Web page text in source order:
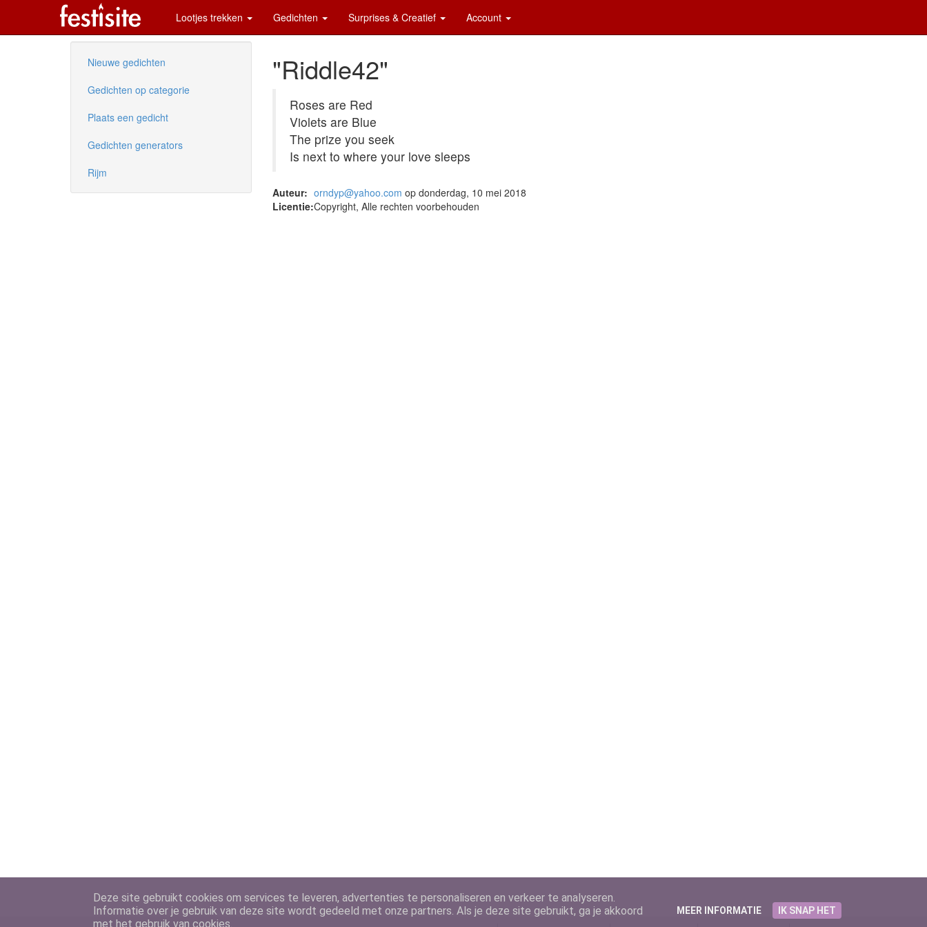
Lootjes trekken Gedichten Surprises & Creatief Account
Nieuwe gedichten
Gedichten op categorie
Plaats een gedicht
Gedichten generators
Rijm
"Riddle42"
Roses are Red
Violets are Blue
The prize you seek
Is next to where your love sleeps
Auteur: orndyp@yahoo.com op donderdag, 10 mei 2018
Licentie:Copyright, Alle rechten voorbehouden
Deze site gebruikt cookies om services te leveren, advertenties te personaliseren en verkeer te analyseren.
Informatie over je gebruik van deze site wordt gedeeld met onze partners. Als je deze site gebruikt, ga je akkoord
met het gebruik van cookies.
MEER INFORMATIE IK SNAP HET